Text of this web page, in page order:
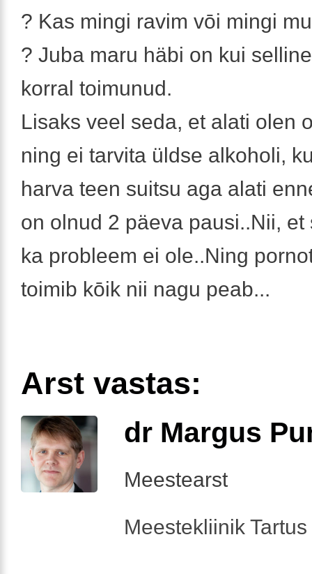
? Kas mingi ravim vōi mingi
? Juba maru häbi on kui
korral toimunud.
Lisaks veel seda, et alati olen
ning ei tarvita üldse alkoholi,
harva teen suitsu aga alati
on olnud 2 päeva pausi..Nii, et
ka probleem ei ole..Ning
toimib kōik nii nagu peab...
Arst vastas:
dr Margus
Meestearst
Meestekliinik